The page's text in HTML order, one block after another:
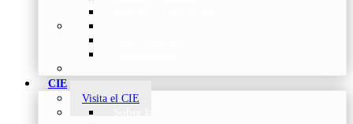
CIE
Visita el CIE